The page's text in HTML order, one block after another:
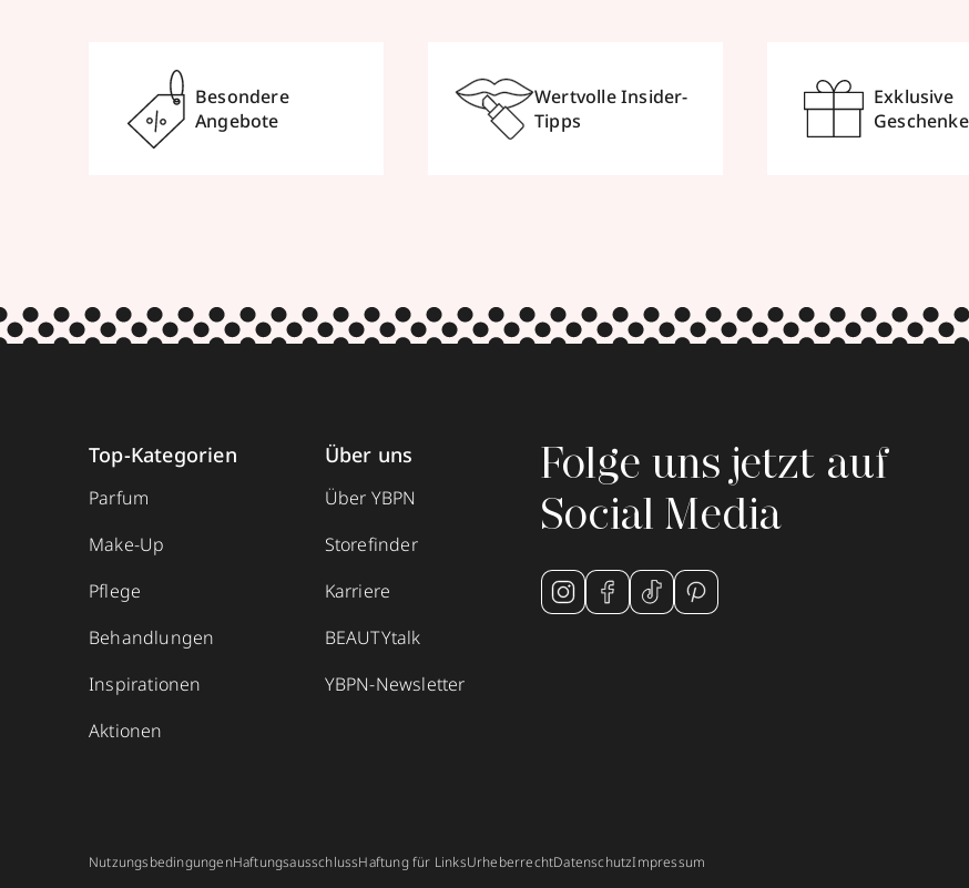
Besondere
Angebote
Wertvolle Insider-
Tipps
Exklusive
Geschenke
Top-Kategorien
Parfum
Make-Up
Pflege
Behandlungen
Inspirationen
Aktionen
Über uns
Über YBPN
Storefinder
Karriere
BEAUTYtalk
YBPN-Newsletter
Folge uns jetzt auf
Social Media
NutzungsbedingungenHaftungsausschlussHaftung für LinksUrheberrechtDatenschutzImpressum